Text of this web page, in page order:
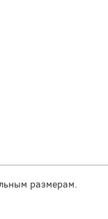
размерам.